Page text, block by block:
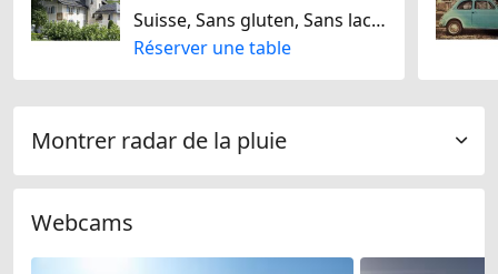
Suisse, Sans gluten, Sans lactose
Réserver une table
Montrer radar de la pluie
Webcams